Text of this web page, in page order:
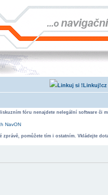
Linkuj!cz
fóru nenajdete nelegální software či
NavON
pomůžete tím i ostatním. Vkládejte